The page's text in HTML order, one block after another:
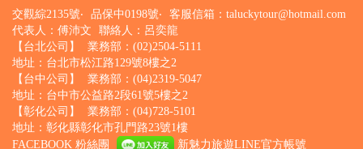
交觀綜2135號‧ 品保中0198號‧ 客服信箱： taluckytour@hotmail.com
代表人：傅沛文
聯絡人：呂奕龍
【台北公司】
業務部：(02)2504-5111
地址：台北市松江路129號8樓之2
【台中公司】
業務部：(04)2319-5047
地址：台中市公益路2段61號5樓之2
【彰化公司】
業務部：(04)728-5101
地址：彰化縣彰化市孔門路23號1樓
FACEBOOK 粉絲團
新魅力旅遊LINE官方帳號